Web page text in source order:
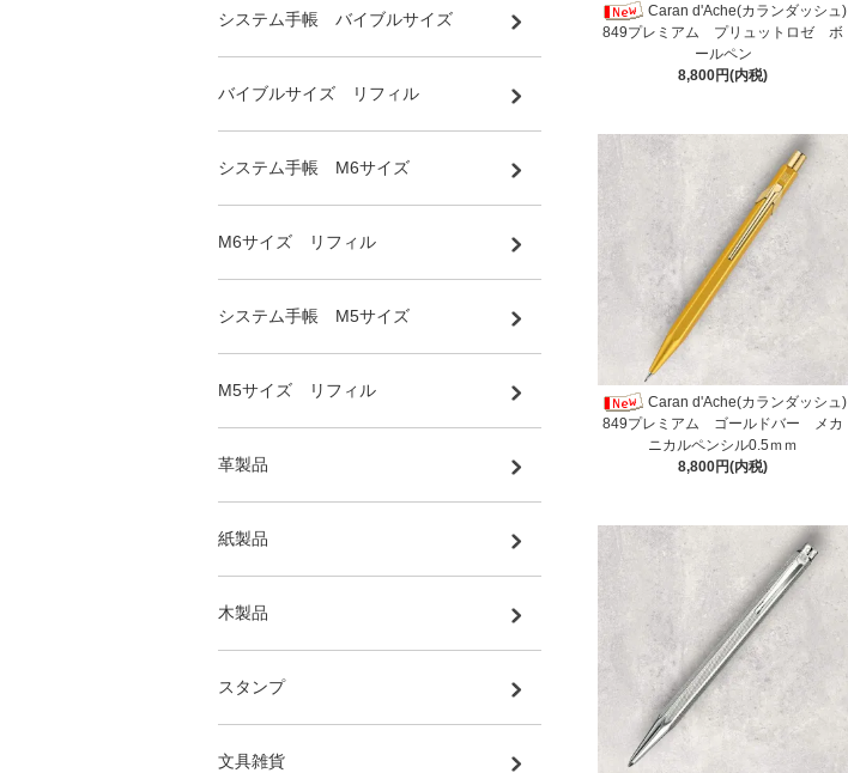
Caran d'Ache(カランダッシュ)
849プレミアム プリュットロゼ ボ
ールペン
8,800円(内税)
Caran d'Ache(カランダッシュ)
849プレミアム ゴールドバー メカ
ニカルペンシル0.5ｍｍ
8,800円(内税)
システム手帳 バイブルサイズ
バイブルサイズ リフィル
システム手帳 M6サイズ
M6サイズ リフィル
システム手帳 M5サイズ
M5サイズ リフィル
革製品
紙製品
木製品
スタンプ
文具雑貨